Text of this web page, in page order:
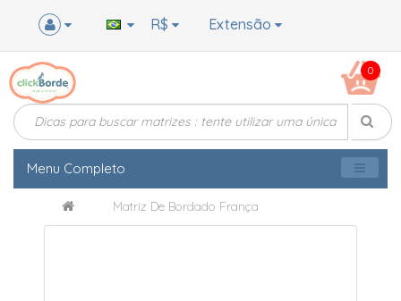
Extensão
R$
0
Menu Completo
Matriz De Bordado França